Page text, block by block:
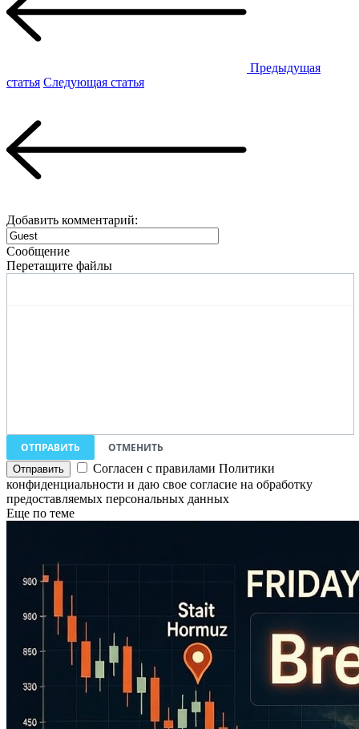
Предыдущая
статья Следующая статья
Добавить комментарий:
Сообщение
Перетащите файлы
ОТПРАВИТЬ
ОТМЕНИТЬ
Согласен с правилами Политики
конфиденциальности и даю свое согласие на обработку
предоставляемых персональных данных
Еще по теме